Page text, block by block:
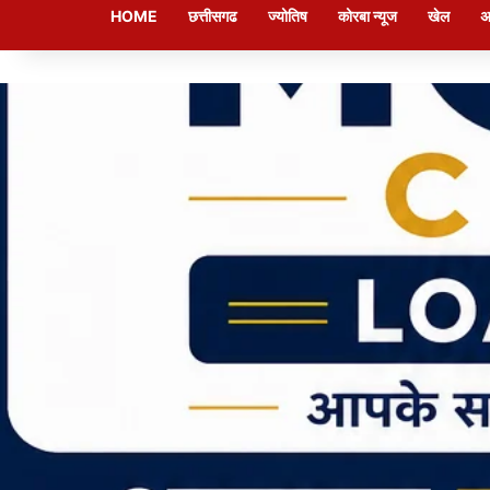
HOME छत्तीसगढ ज्योतिष कोरबा न्यूज खेल